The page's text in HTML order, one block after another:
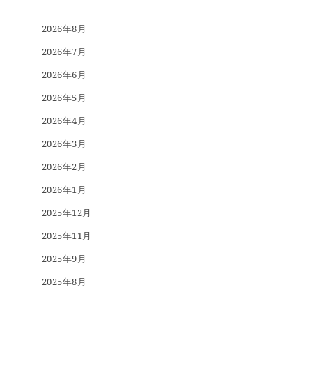
2026年8月
2026年7月
2026年6月
2026年5月
2026年4月
2026年3月
2026年2月
2026年1月
2025年12月
2025年11月
2025年9月
2025年8月